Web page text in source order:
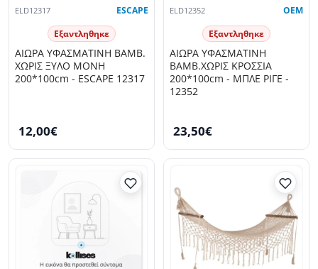
ELD12317 ESCAPE
Εξαντληθηκε
ΑΙΩΡΑ ΥΦΑΣΜΑΤΙΝΗ ΒΑΜΒ.
ΧΩΡΙΣ ΞΥΛΟ ΜΟΝΗ
200*100cm - ESCAPE 12317
12,00€
ELD12352 OEM
Εξαντληθηκε
ΑΙΩΡΑ ΥΦΑΣΜΑΤΙΝΗ
ΒΑΜΒ.ΧΩΡΙΣ ΚΡΟΣΣΙΑ
200*100cm - ΜΠΛΕ ΡΙΓΕ -
12352
23,50€